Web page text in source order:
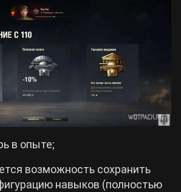
в опыте;
возможность сохранить
навыков (полностью